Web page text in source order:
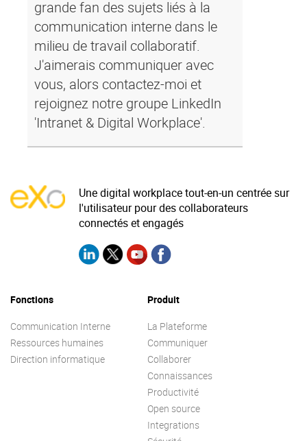
grande fan des sujets liés à la
communication interne dans le
milieu de travail collaboratif.
J'aimerais communiquer avec
vous, alors contactez-moi et
rejoignez notre groupe LinkedIn
'Intranet & Digital Workplace'.
Une digital workplace tout-en-un centrée sur
l'utilisateur pour des collaborateurs
connectés et engagés
Fonctions
Communication Interne
Ressources humaines
Direction informatique
Produit
La Plateforme
Communiquer
Collaborer
Connaissances
Productivité
Open source
Integrations